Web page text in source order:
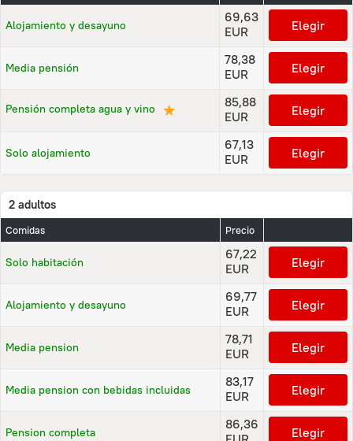
Alojamiento y desayuno
69,63
EUR
Elegir
Media pensión
78,38
EUR
Elegir
Pensión completa agua y vino ★
85,88
EUR
Elegir
Solo alojamiento
67,13
EUR
Elegir
2 adultos
Comidas Precio
Solo habitación
67,22
EUR
Elegir
Alojamiento y desayuno
69,77
EUR
Elegir
Media pension
78,71
EUR
Elegir
Media pension con bebidas incluidas
83,17
EUR
Elegir
Pension completa
86,36
Elegir